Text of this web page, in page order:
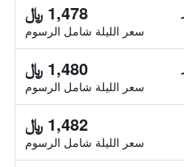
1,478 ﷼
سعر الليلة شامل الرسوم
1,480 ﷼
سعر الليلة شامل الرسوم
1,482 ﷼
سعر الليلة شامل الرسوم